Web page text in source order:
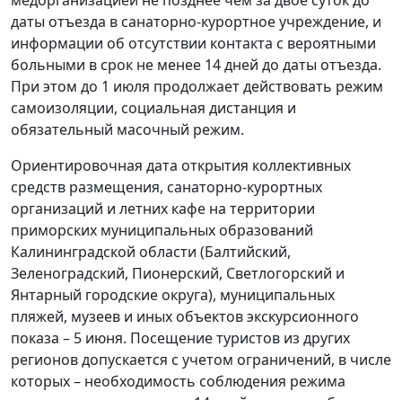
даты отъезда в санаторно-курортное учреждение, и
информации об отсутствии контакта с вероятными
больными в срок не менее 14 дней до даты отъезда.
При этом до 1 июля продолжает действовать режим
самоизоляции, социальная дистанция и
обязательный масочный режим.
Ориентировочная дата открытия коллективных
средств размещения, санаторно-курортных
организаций и летних кафе на территории
приморских муниципальных образований
Калининградской области (Балтийский,
Зеленоградский, Пионерский, Светлогорский и
Янтарный городские округа), муниципальных
пляжей, музеев и иных объектов экскурсионного
показа – 5 июня. Посещение туристов из других
регионов допускается с учетом ограничений, в числе
которых – необходимость соблюдения режима